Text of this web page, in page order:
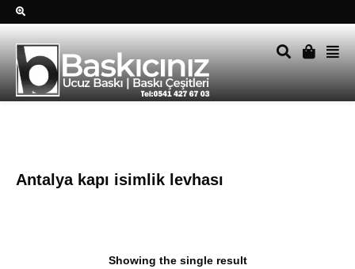
Antalya kapı isimlik levhası
Showing the single result